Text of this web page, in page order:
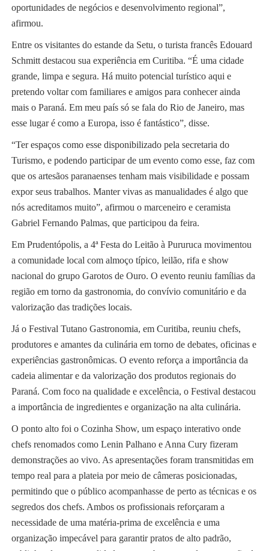
oportunidades de negócios e desenvolvimento regional”,
afirmou.
Entre os visitantes do estande da Setu, o turista francês Edouard
Schmitt destacou sua experiência em Curitiba. “É uma cidade
grande, limpa e segura. Há muito potencial turístico aqui e
pretendo voltar com familiares e amigos para conhecer ainda
mais o Paraná. Em meu país só se fala do Rio de Janeiro, mas
esse lugar é como a Europa, isso é fantástico”, disse.
“Ter espaços como esse disponibilizado pela secretaria do
Turismo, e podendo participar de um evento como esse, faz com
que os artesãos paranaenses tenham mais visibilidade e possam
expor seus trabalhos. Manter vivas as manualidades é algo que
nós acreditamos muito”, afirmou o marceneiro e ceramista
Gabriel Fernando Palmas, que participou da feira.
Em Prudentópolis, a 4ª Festa do Leitão à Pururuca movimentou
a comunidade local com almoço típico, leilão, rifa e show
nacional do grupo Garotos de Ouro. O evento reuniu famílias da
região em torno da gastronomia, do convívio comunitário e da
valorização das tradições locais.
Já o Festival Tutano Gastronomia, em Curitiba, reuniu chefs,
produtores e amantes da culinária em torno de debates, oficinas e
experiências gastronômicas. O evento reforça a importância da
cadeia alimentar e da valorização dos produtos regionais do
Paraná. Com foco na qualidade e excelência, o Festival destacou
a importância de ingredientes e organização na alta culinária.
O ponto alto foi o Cozinha Show, um espaço interativo onde
chefs renomados como Lenin Palhano e Anna Cury fizeram
demonstrações ao vivo. As apresentações foram transmitidas em
tempo real para a plateia por meio de câmeras posicionadas,
permitindo que o público acompanhasse de perto as técnicas e os
segredos dos chefs. Ambos os profissionais reforçaram a
necessidade de uma matéria-prima de excelência e uma
organização impecável para garantir pratos de alto padrão,